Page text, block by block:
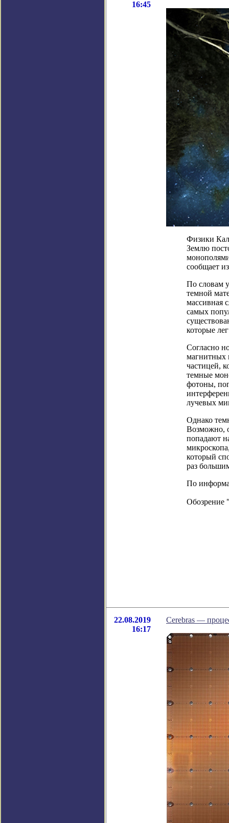
16:45
Физики
Землю
сообщает
По словам
темной
массивная
самых
которые
Согласно
магнитных
частицей,
темные
фотоны,
лучевых
Однако
Возможно,
попадают
который
раз
По
Обозрение
22.08.2019
16:17
Cerebras ―